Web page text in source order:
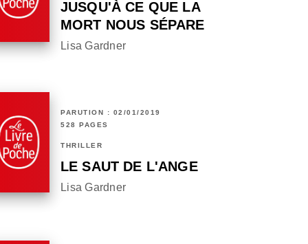
JUSQU'À CE QUE LA
MORT NOUS SÉPARE
Lisa Gardner
PARUTION : 02/01/2019
528 PAGES
THRILLER
LE SAUT DE L'ANGE
Lisa Gardner